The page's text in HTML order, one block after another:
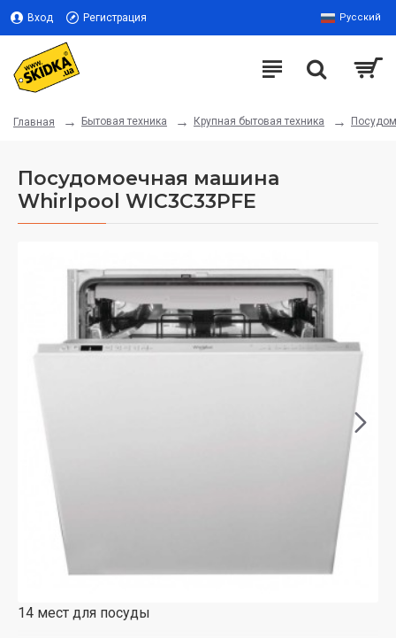
Вход Регистрация Русский
Главная Бытовая техника Крупная бытовая техника
Посудомоечная машина
Whirlpool WIC3C33PFE
14 мест для посуды